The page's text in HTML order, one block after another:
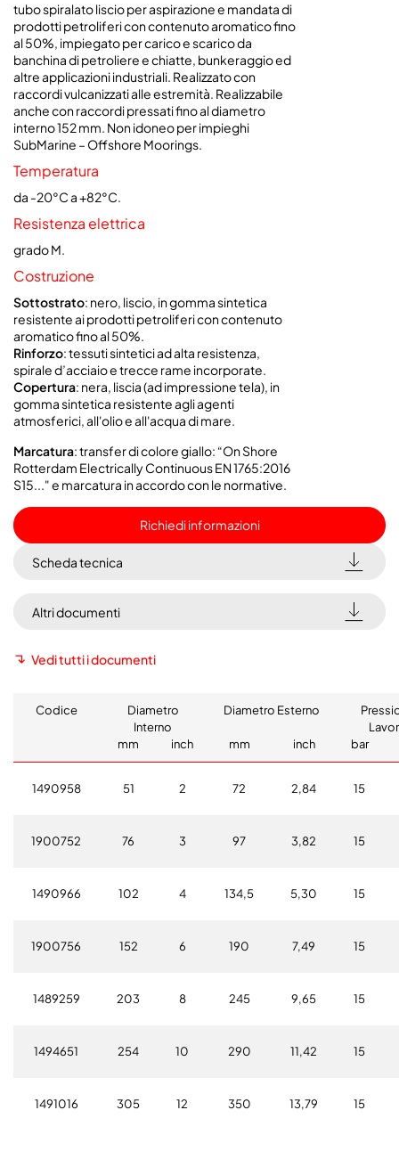
tubo spiralato liscio per aspirazione e mandata di
prodotti petroliferi con contenuto aromatico fino
al 50%, impiegato per carico e scarico da
banchina di petroliere e chiatte, bunkeraggio ed
altre applicazioni industriali. Realizzato con
raccordi vulcanizzati alle estremità. Realizzabile
anche con raccordi pressati fino al diametro
interno 152 mm. Non idoneo per impieghi
SubMarine – Offshore Moorings.
Temperatura
da -20°C a +82°C.
Resistenza elettrica
grado M.
Costruzione
Sottostrato: nero, liscio, in gomma sintetica
resistente ai prodotti petroliferi con contenuto
aromatico fino al 50%.
Rinforzo: tessuti sintetici ad alta resistenza,
spirale d’acciaio e trecce rame incorporate.
Copertura: nera, liscia (ad impressione tela), in
gomma sintetica resistente agli agenti
atmosferici, all'olio e all'acqua di mare.
Marcatura: transfer di colore giallo: “On Shore
Rotterdam Electrically Continuous EN 1765:2016
S15..." e marcatura in accordo con le normative.
Richiedi informazioni
Scheda tecnica
Altri documenti
Vedi tutti i documenti
Codice
Diametro
Interno
Diametro Esterno
mm
inch mm inch bar
1490958 51 2 72 2,84 15
1900752 76 3 97 3,82 15
1490966 102 4 134,5 5,30 15
1900756 152 6 190 7,49 15
1489259 203 8 245 9,65 15
1494651 254 10 290 11,42 15
1491016 305 12 350 13,79 15